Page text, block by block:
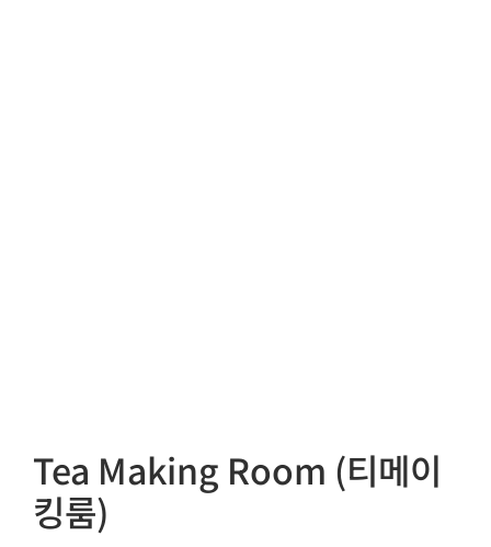
Tea Making Room (티메이
킹룸)